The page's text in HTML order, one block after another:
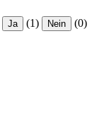
Ja (1) Nein (0)